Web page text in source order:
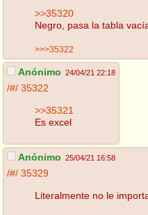
>>35320
Negro, pasa la tabla
>>>35322
Anónimo 24/04/21 22:18
/#/ 35322
>>35321
Es excel
Anónimo 25/04/21 16:58
/#/ 35329
Literalmente no le